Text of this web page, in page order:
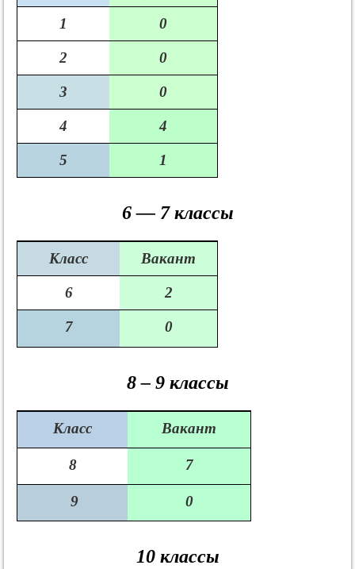
1 0
2 0
3 0
4 4
5 1
6 — 7 классы
Класс Вакант
6 2
7 0
8 – 9 классы
Класс Вакант
8 7
9 0
10 классы